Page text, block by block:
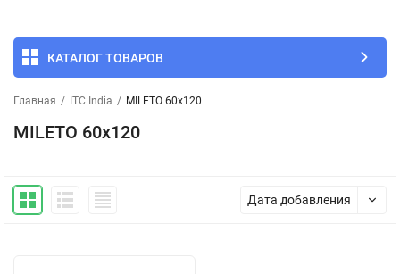
КАТАЛОГ ТОВАРОВ
Главная / ITC India / MILETO 60x120
MILETO 60x120
Дата добавления